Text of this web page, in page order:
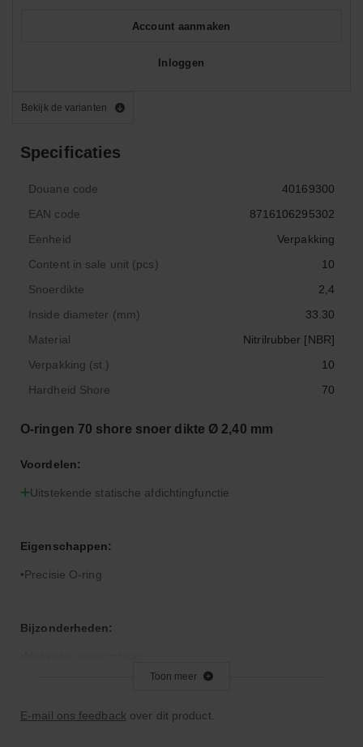
Bekijk de varianten
Specificaties
Douane code
40169300
EAN code
8716106295302
Eenheid
Verpakking
Content in sale unit (pcs)
10
Snoerdikte
2,4
Inside diameter (mm)
33.30
Material
Nitrilrubber [NBR]
Verpakking (st.)
10
Hardheid Shore
70
O-ringen 70 shore snoer dikte Ø 2,40 mm
Voordelen:
Uitstekende statische afdichtingfunctie
Eigenschappen:
Precisie O-ring
Bijzonderheden:
Toepassingsgebied:
Toon meer
E-mail ons feedback over dit product.
Account aanmaken
Inloggen